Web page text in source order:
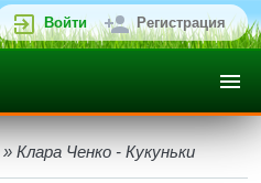
Войти Регистрация
» Клара Ченко - Кукуньки